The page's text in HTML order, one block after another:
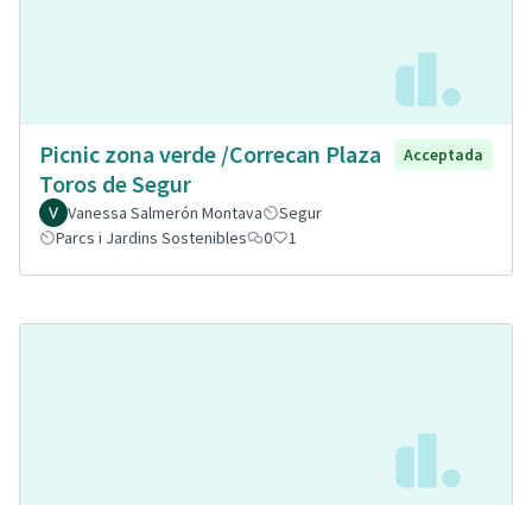
Picnic zona verde /Correcan Plaza
Toros de Segur
Acceptada
Vanessa Salmerón Montava
Segur
Parcs i Jardins Sostenibles
0 1